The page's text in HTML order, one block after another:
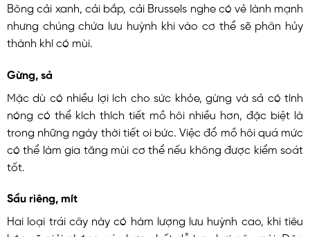
Bông cải xanh, cải bắp, cải Brussels nghe có vẻ lành mạnh
nhưng chúng chứa lưu huỳnh khi vào cơ thể sẽ phân hủy
thành khí có mùi.
Gừng, sả
Mặc dù có nhiều lợi ích cho sức khỏe, gừng và sả có tính
nóng có thể kích thích tiết mồ hôi nhiều hơn, đặc biệt là
trong những ngày thời tiết oi bức. Việc đổ mồ hôi quá mức
có thể làm gia tăng mùi cơ thể nếu không được kiểm soát
tốt.
Sầu riêng, mít
Hai loại trái cây này có hàm lượng lưu huỳnh cao, khi tiêu